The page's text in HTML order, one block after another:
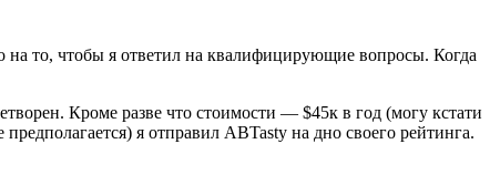
то, чтобы я ответил на квалифицирующие вопросы. Когда
Кроме разве что стоимости — $45к в год (могу кстати
я отправил ABTasty на дно своего рейтинга.